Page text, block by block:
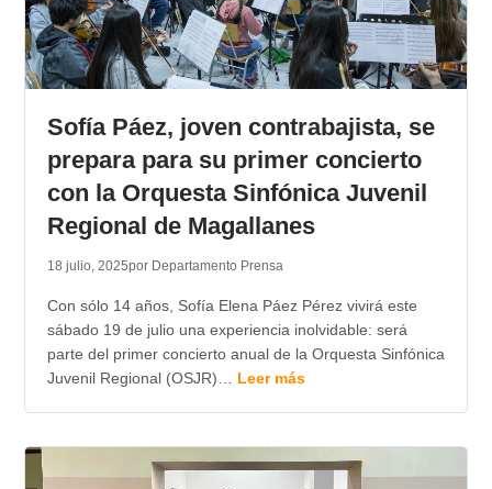
Sofía Páez, joven contrabajista, se
prepara para su primer concierto
con la Orquesta Sinfónica Juvenil
Regional de Magallanes
18 julio, 2025por Departamento Prensa
Con sólo 14 años, Sofía Elena Páez Pérez vivirá este
sábado 19 de julio una experiencia inolvidable: será
parte del primer concierto anual de la Orquesta Sinfónica
Juvenil Regional (OSJR)… Leer más